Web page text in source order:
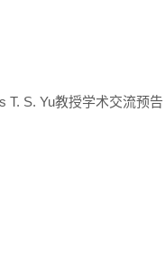
T. S. Yu教授学术交流预告